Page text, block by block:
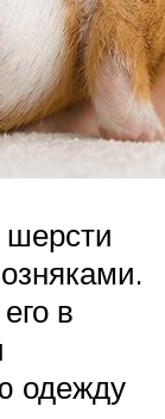
шерсти
в
одежду